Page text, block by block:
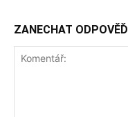
ZANECHAT ODPOVĚĎ